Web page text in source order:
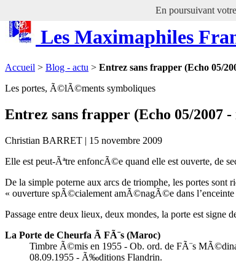
En poursuivant
Les Maximaphiles
Accueil > Blog - actu > Entrez sans frapper (Echo 05/
Les portes, Ã©lÃ©ments symboliques
Entrez sans frapper (Echo 05/2007 -
Christian BARRET | 15 novembre 2009
Elle est peut-Ãªtre enfoncÃ©e quand elle est ouverte, de
De la simple poterne aux arcs de triomphe, les portes
« ouverture spÃ©cialement amÃ©nagÃ©e dans l’enceinte
Passage entre deux lieux, deux mondes, la porte est
La Porte de Cheurfa Ã FÃ¨s (Maroc)
Timbre Ã©mis en 1955 - Ob. ord. de FÃ¨s
08.09.1955 - Ã‰ditions Flandrin.